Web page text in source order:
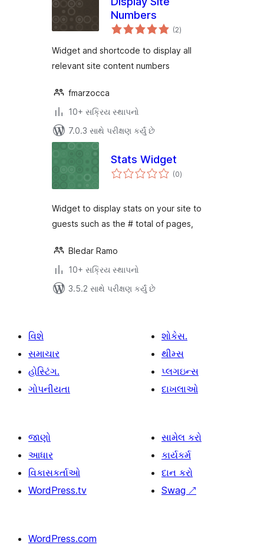
Numbers
(2કુલ
રેટિંગ્સ
)
Widget and shortcode to display all
relevant site content numbers
fmarzocca
10+ સક્રિય સ્થાપનો
7.0.3 સાથે પરીક્ષણ કર્યું છે
Stats Widget
(0કુલ
રેટિંગ્સ
)
Widget to display stats on your site to
guests such as the # total of pages,
Bledar Ramo
10+ સક્રિય સ્થાપનો
3.5.2 સાથે પરીક્ષણ કર્યું છે
વિશે
સમાચાર
હોસ્ટિંગ.
ગોપનીયતા
શોકેસ.
થીમ્સ
પ્લગઇન્સ
દાખલાઓ
જાણો
આધાર
વિકાસકર્તાઓ
WordPress.tv
સામેલ કરો
કાર્યકર્મ
દાન કરો
Swag ↗
WordPress.com